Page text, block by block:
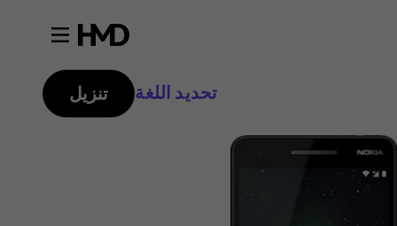
تحديد اللغة تنزيل